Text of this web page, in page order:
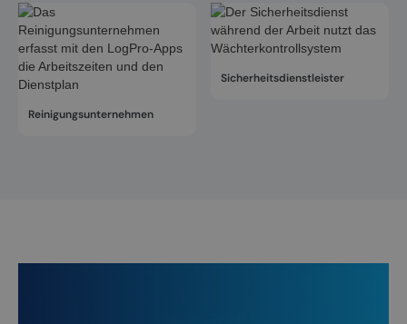
Reinigungsunternehmen
Sicherheitsdienstleister